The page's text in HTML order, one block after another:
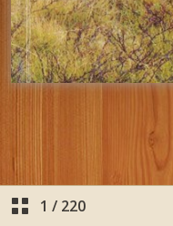
1 / 220